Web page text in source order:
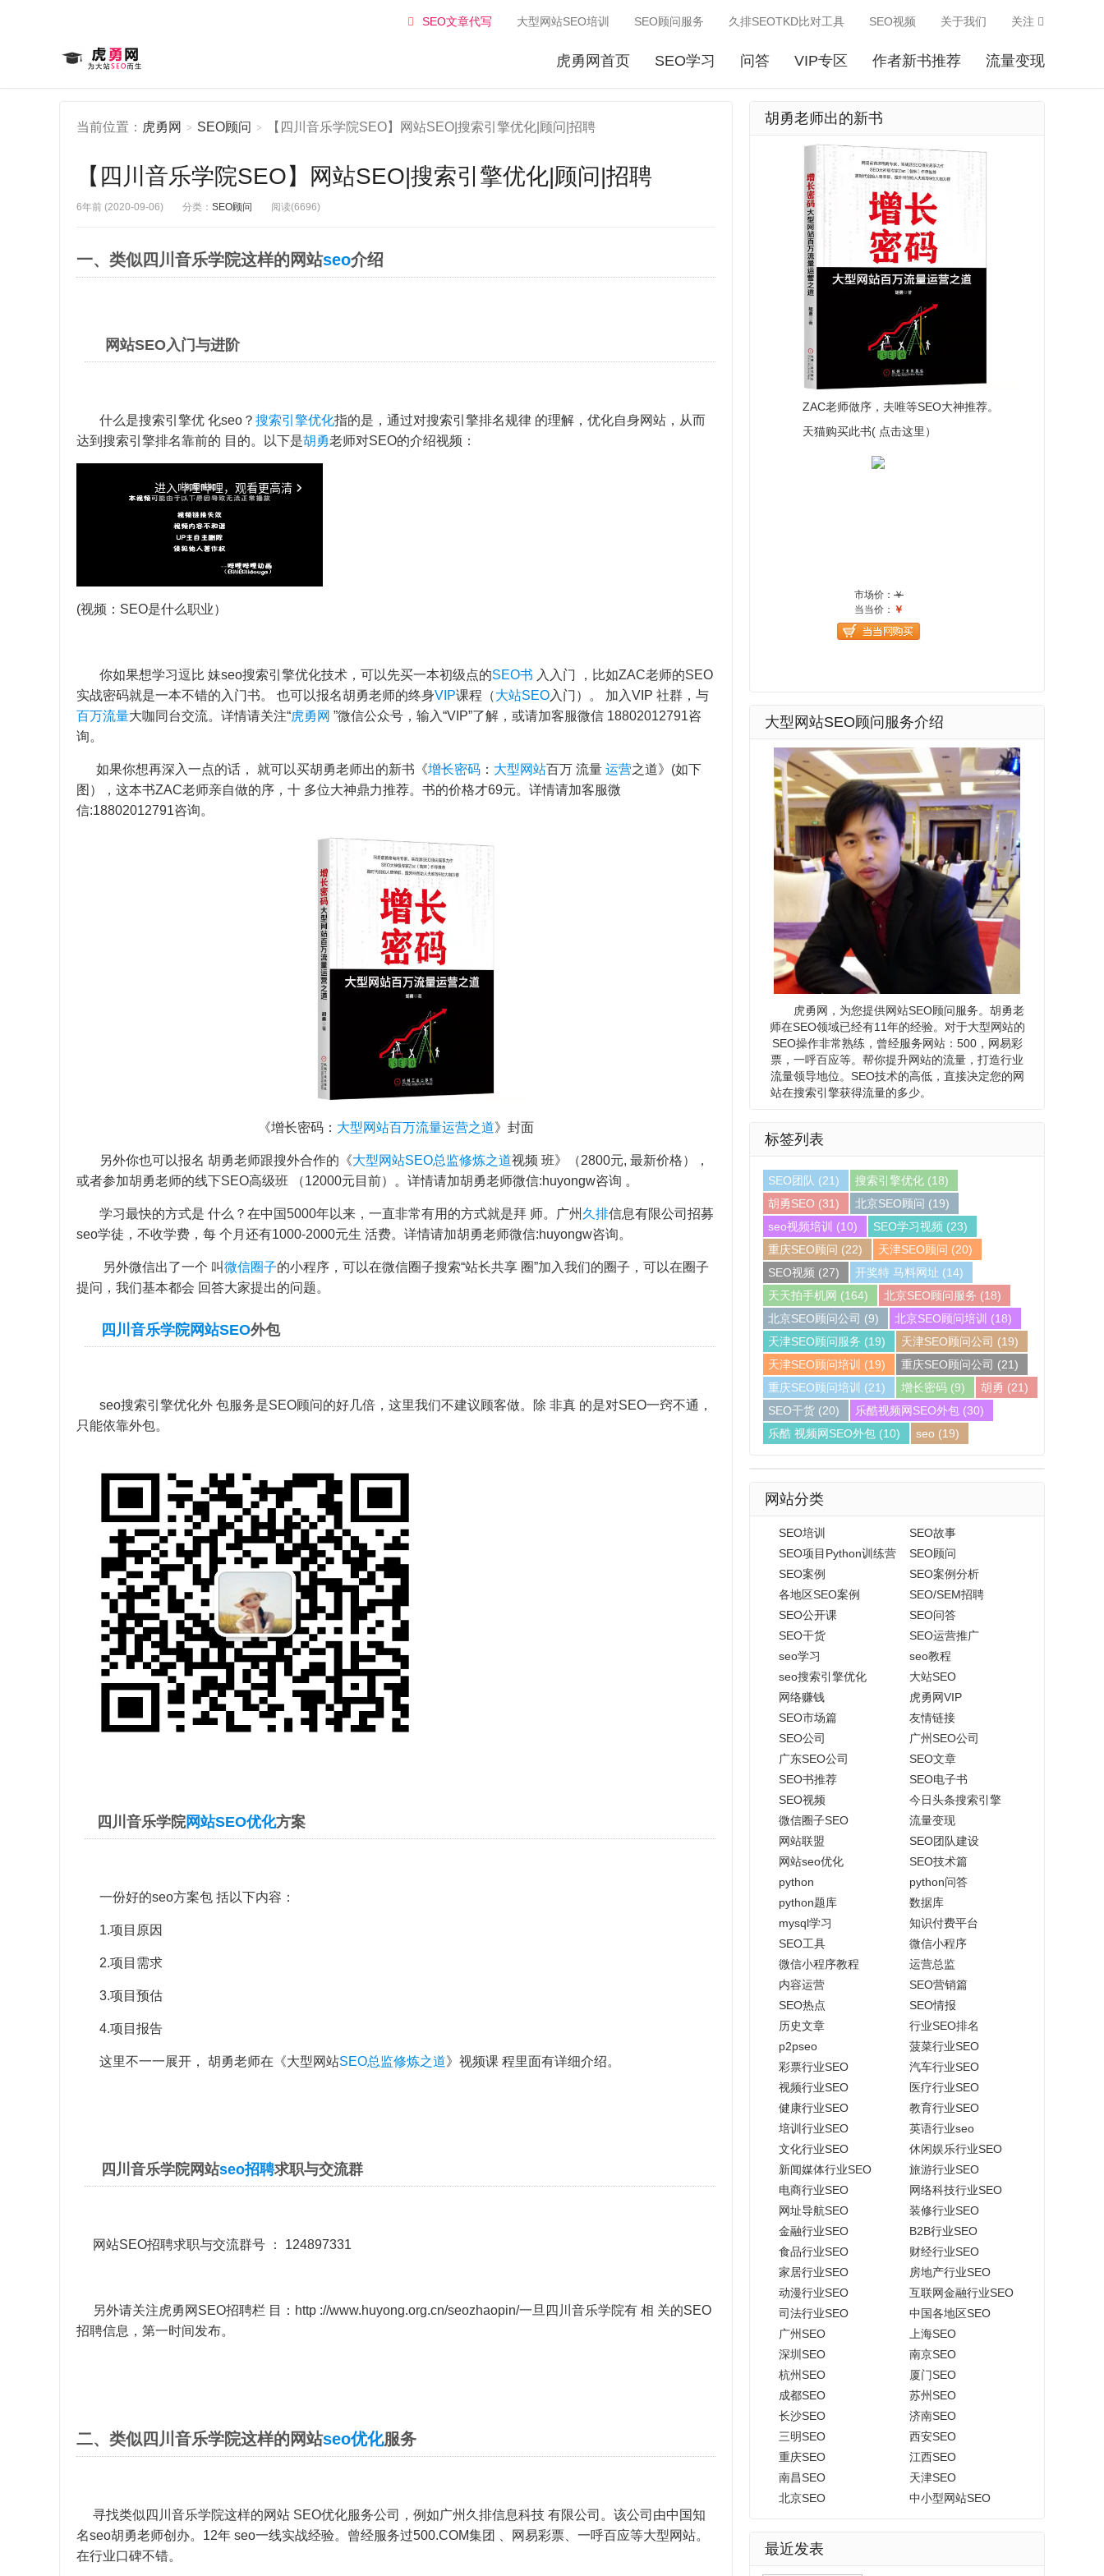
虎勇网首页 SEO学习 问答 VIP专区 作者新书推荐 流量变现
SEO文章代写 大型网站SEO培训 SEO顾问服务 久排SEOTKD比对工具 SEO视频 关于我们 关注
当前位置： 虎勇网 > SEO顾问 > 【四川音乐学院SEO】网站SEO|搜索引擎优化|顾问|招聘
【四川音乐学院SEO】网站SEO|搜索引擎优化|顾问|招聘
6年前 (2020-09-06) 分类： SEO顾问 阅读(6696)
一、类似四川音乐学院这样的网站seo介绍
网站SEO入门与进阶
什么是搜索引擎优 化seo？ 搜索引擎优化指的是，通过对搜索引擎排名规律 的理解，优化自身网站，从而
达到搜索引擎排名靠前的 目的。以下是胡勇老师对SEO的介绍视频：
(视频：SEO是什么职业）
你如果想学习逗比 妹seo搜索引擎优化技术，可以先买一本初级点的SEO书 入入门 ，比如ZAC老师的SEO
实战密码就是一本不错的入门书。 也可以报名胡勇老师的终身VIP课程（大站SEO入门）。 加入VIP 社群，与
百万流量大咖同台交流。详情请关注“虎勇网 ”微信公众号，输入“VIP”了解，或请加客服微信 18802012791咨
询。
如果你想再深入一点的话， 就可以买胡勇老师出的新书《增长密码 ： 大型网站百万 流量 运营之道》(如下
图），这本书ZAC老师亲自做的序，十 多位大神鼎力推荐。书的价格才69元。详情请加客服微
信:18802012791咨询。
《增长密码： 大型网站百万流量运营之道》封面
另外你也可以报名 胡勇老师跟搜外合作的《大型网站SEO总监修炼之道视频 班》（2800元, 最新价格），
或者参加胡勇老师的线下SEO高级班 （12000元目前）。详情请加胡勇老师微信:huyongw咨询 。
学习最快的方式是 什么？在中国5000年以来，一直非常有用的方式就是拜 师。广州 久排信息有限公司招募
seo学徒，不收学费，每 个月还有1000-2000元生 活费。详情请加胡勇老师微信:huyongw咨询。
另外微信出了一个 叫微信圈子的小程序，可以在微信圈子搜索“站长共享 圈”加入我们的圈子，可以在圈子
提问，我们基本都会 回答大家提出的问题。
四川音乐学院网站SEO外包
seo搜索引擎优化外 包服务是SEO顾问的好几倍，这里我们不建议顾客做。除 非真 的是对SEO一窍不通，
只能依靠外包。
四川音乐学院网站SEO优化方案
一份好的seo方案包 括以下内容：
1.项目原因
2.项目需求
3.项目预估
4.项目报告
这里不一一展开， 胡勇老师在《大型网站SEO总监修炼之道》视频课 程里面有详细介绍。
四川音乐学院网站seo招聘求职与交流群
网站SEO招聘求职与交流群号 ： 124897331
另外请关注虎勇网SEO招聘栏 目： http ://www.huyong.org.cn/seozhaopin/一旦四川音乐学院有 相 关的SEO
招聘信息，第一时间发布。
二、类似四川音乐学院这样的网站seo优化服务
寻找类似四川音乐学院这样的网站 SEO优化服务公司，例如广州久排信息科技 有限公司。该公司由中国知
名seo胡勇老师创办。12年 seo一线实战经验。曾经服务过500.COM集团 、网易彩票、一呼百应等大型网站。
在行业口碑不错。
胡勇老师出的新书
ZAC老师做序，夫唯等SEO大神推荐。
天猫购买此书( 点击这里）
大型网站SEO顾问服务介绍
虎勇网，为您提供网站SEO顾问服务。胡勇老
师在SEO领域已经有11年的经验。对于大型网站的
SEO操作非常熟练，曾经服务网站：500，网易彩
票，一呼百应等。帮你提升网站的流量，打造行业
流量领导地位。SEO技术的高低，直接决定您的网
站在搜索引擎获得流量的多少。
标签列表
SEO团队 (21) 搜索引擎优化 (18)
胡勇SEO (31) 北京SEO顾问 (19)
seo视频培训 (10) SEO学习视频 (23)
重庆SEO顾问 (22) 天津SEO顾问 (20)
SEO视频 (27) 开奖特 马料网址 (14)
天天拍手机网 (164) 北京SEO顾问服务 (18)
北京SEO顾问公司 (9) 北京SEO顾问培训 (18)
天津SEO顾问服务 (19) 天津SEO顾问公司 (19)
天津SEO顾问培训 (19) 重庆SEO顾问公司 (21)
重庆SEO顾问培训 (21) 增长密码 (9) 胡勇 (21)
SEO干货 (20) 乐酷视频网SEO外包 (30)
乐酷 视频网SEO外包 (10) seo (19)
网站分类
SEO培训
SEO故事
SEO项目Python训练营
SEO顾问
SEO案例
SEO案例分析
各地区SEO案例
SEO/SEM招聘
SEO公开课
SEO问答
SEO干货
SEO运营推广
seo学习
seo教程
seo搜索引擎优化
大站SEO
网络赚钱
虎勇网VIP
SEO市场篇
友情链接
SEO公司
广州SEO公司
广东SEO公司
SEO文章
SEO书推荐
SEO电子书
SEO视频
今日头条搜索引擎
微信圈子SEO
流量变现
网站联盟
SEO团队建设
网站seo优化
SEO技术篇
python
python问答
python题库
数据库
mysql学习
知识付费平台
SEO工具
微信小程序
微信小程序教程
运营总监
内容运营
SEO营销篇
SEO热点
SEO情报
历史文章
行业SEO排名
p2pseo
菠菜行业SEO
彩票行业SEO
汽车行业SEO
视频行业SEO
医疗行业SEO
健康行业SEO
教育行业SEO
培训行业SEO
英语行业seo
文化行业SEO
休闲娱乐行业SEO
新闻媒体行业SEO
旅游行业SEO
电商行业SEO
网络科技行业SEO
网址导航SEO
装修行业SEO
金融行业SEO
B2B行业SEO
食品行业SEO
财经行业SEO
家居行业SEO
房地产行业SEO
动漫行业SEO
互联网金融行业SEO
司法行业SEO
中国各地区SEO
广州SEO
上海SEO
深圳SEO
南京SEO
杭州SEO
厦门SEO
成都SEO
苏州SEO
长沙SEO
济南SEO
三明SEO
西安SEO
重庆SEO
江西SEO
南昌SEO
天津SEO
北京SEO
中小型网站SEO
最近发表